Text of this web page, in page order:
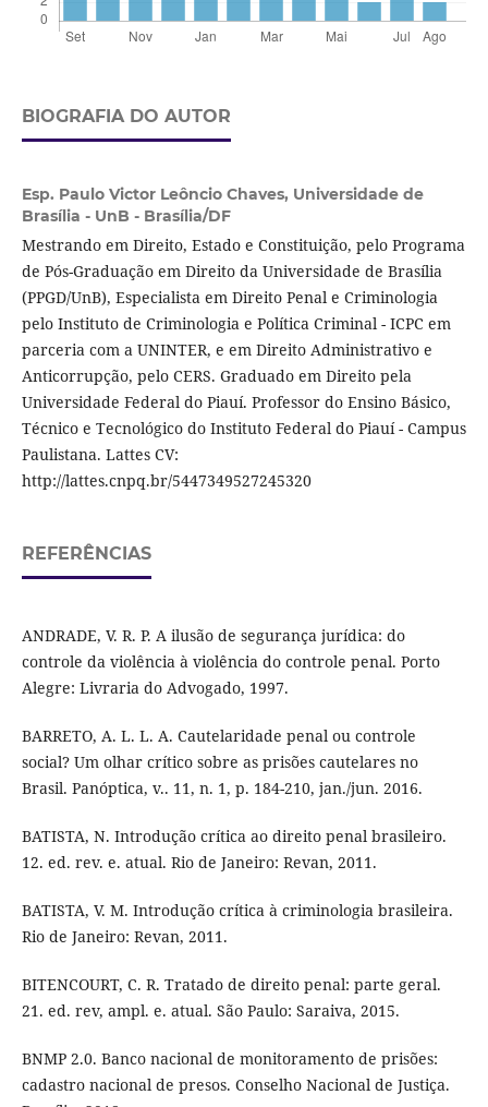
BIOGRAFIA DO AUTOR
Esp. Paulo Victor Leôncio Chaves, Universidade de
Brasília - UnB - Brasília/DF
Mestrando em Direito, Estado e Constituição, pelo Programa
de Pós-Graduação em Direito da Universidade de Brasília
(PPGD/UnB), Especialista em Direito Penal e Criminologia
pelo Instituto de Criminologia e Política Criminal - ICPC em
parceria com a UNINTER, e em Direito Administrativo e
Anticorrupção, pelo CERS. Graduado em Direito pela
Universidade Federal do Piauí. Professor do Ensino Básico,
Técnico e Tecnológico do Instituto Federal do Piauí - Campus
Paulistana. Lattes CV:
http://lattes.cnpq.br/5447349527245320
REFERÊNCIAS
ANDRADE, V. R. P. A ilusão de segurança jurídica: do
controle da violência à violência do controle penal. Porto
Alegre: Livraria do Advogado, 1997.
BARRETO, A. L. L. A. Cautelaridade penal ou controle
social? Um olhar crítico sobre as prisões cautelares no
Brasil. Panóptica, v.. 11, n. 1, p. 184-210, jan./jun. 2016.
BATISTA, N. Introdução crítica ao direito penal brasileiro.
12. ed. rev. e. atual. Rio de Janeiro: Revan, 2011.
BATISTA, V. M. Introdução crítica à criminologia brasileira.
Rio de Janeiro: Revan, 2011.
BITENCOURT, C. R. Tratado de direito penal: parte geral.
21. ed. rev, ampl. e. atual. São Paulo: Saraiva, 2015.
BNMP 2.0. Banco nacional de monitoramento de prisões:
cadastro nacional de presos. Conselho Nacional de Justiça.